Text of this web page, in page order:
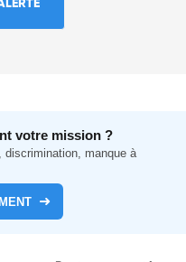
votre mission ?
discrimination, manque à